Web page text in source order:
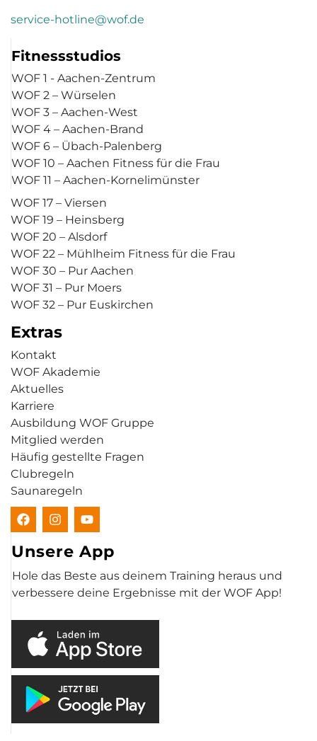
service-hotline@wof.de
Fitnessstudios
WOF 1 - Aachen-Zentrum
WOF 2 – Würselen
WOF 3 – Aachen-West
WOF 4 – Aachen-Brand
WOF 6 – Übach-Palenberg
WOF 10 – Aachen Fitness für die Frau
WOF 11 – Aachen-Kornelimünster
WOF 17 – Viersen
WOF 19 – Heinsberg
WOF 20 – Alsdorf
WOF 22 – Mühlheim Fitness für die Frau
WOF 30 – Pur Aachen
WOF 31 – Pur Moers
WOF 32 – Pur Euskirchen
Extras
Kontakt
WOF Akademie
Aktuelles
Karriere
Ausbildung WOF Gruppe
Mitglied werden
Häufig gestellte Fragen
Clubregeln
Saunaregeln
Unsere App
Hole das Beste aus deinem Training heraus und
verbessere deine Ergebnisse mit der WOF App!